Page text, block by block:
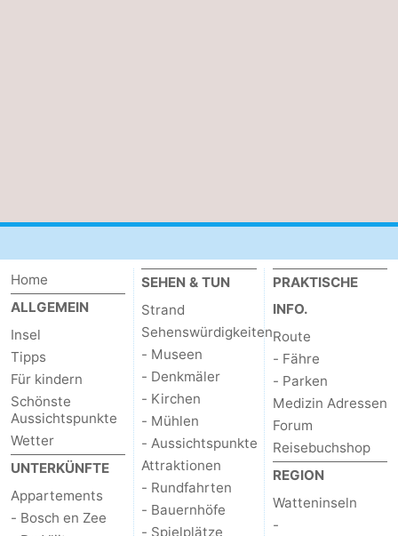
Texel
Kustpark
Texel
-
Sluftervallei
-
Strandhuys
-
Villapark
Residentie
Texel
-
Villapark
Vogelmient
Hotels
Zimmer
(mit
Lastminutes
Home
ALLGEMEIN
Insel
Tipps
Für kindern
Schönste
Aussichtspunkte
Wetter
UNTERKÜNFTE
Appartements
- Bosch en Zee
SEHEN & TUN
Strand
Sehenswürdigkeiten
- Museen
- Denkmäler
- Kirchen
- Mühlen
- Aussichtspunkte
Attraktionen
- Rundfahrten
- Bauernhöfe
- Spielplätze
PRAKTISCHE
INFO.
Route
- Fähre
- Parken
Medizin Adressen
Forum
Reisebuchshop
REGION
Watteninseln
-